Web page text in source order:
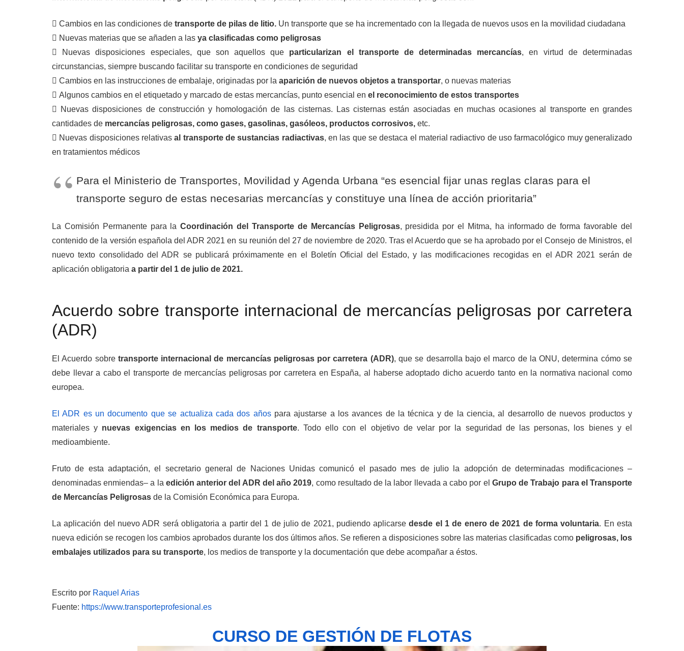
 Cambios en las condiciones de transporte de pilas de litio. Un transporte que se ha incrementado con la llegada de nuevos usos en la movilidad ciudadana
 Nuevas materias que se añaden a las ya clasificadas como peligrosas
 Nuevas disposiciones especiales, que son aquellos que particularizan el transporte de determinadas mercancías, en virtud de determinadas
circunstancias, siempre buscando facilitar su transporte en condiciones de seguridad
 Cambios en las instrucciones de embalaje, originadas por la aparición de nuevos objetos a transportar, o nuevas materias
 Algunos cambios en el etiquetado y marcado de estas mercancías, punto esencial en el reconocimiento de estos transportes
 Nuevas disposiciones de construcción y homologación de las cisternas. Las cisternas están asociadas en muchas ocasiones al transporte en grandes
cantidades de mercancías peligrosas, como gases, gasolinas, gasóleos, productos corrosivos, etc.
 Nuevas disposiciones relativasal transporte de sustancias radiactivas, en las que se destaca el material radiactivo de uso farmacológico muy generalizado
en tratamientos médicos
Para el Ministerio de Transportes, Movilidad y Agenda Urbana “es esencial fijar unas reglas claras para el
transporte seguro de estas necesarias mercancías y constituye una línea de acción prioritaria”
La Comisión Permanente para la Coordinación del Transporte de Mercancías Peligrosas, presidida por el Mitma, ha informado de forma favorable del
contenido de la versión española del ADR 2021 en su reunión del 27 de noviembre de 2020. Tras el Acuerdo que se ha aprobado por el Consejo de Ministros, el
nuevo texto consolidado del ADR se publicará próximamente en el Boletín Oficial del Estado, y las modificaciones recogidas en el ADR 2021 serán de
aplicación obligatoria a partir del 1 de julio de 2021.
Acuerdo sobre transporte internacional de mercancías peligrosas por carretera
(ADR)
El Acuerdo sobretransporte internacional de mercancías peligrosas por carretera (ADR), que se desarrolla bajo el marco de la ONU, determina cómo se
debe llevar a cabo el transporte de mercancías peligrosas por carretera en España, al haberse adoptado dicho acuerdo tanto en la normativa nacional como
europea.
El ADR es un documento que se actualiza cada dos añospara ajustarse a los avances de la técnica y de la ciencia, al desarrollo de nuevos productos y
materiales y nuevas exigencias en los medios de transporte. Todo ello con el objetivo de velar por la seguridad de las personas, los bienes y el
medioambiente.
Fruto de esta adaptación, el secretario general de Naciones Unidas comunicó el pasado mes de julio la adopción de determinadas modificaciones –
denominadas enmiendas– a la edición anterior del ADR del año 2019, como resultado de la labor llevada a cabo por el Grupo de Trabajo para el Transporte
de Mercancías Peligrosas de la Comisión Económica para Europa.
La aplicación del nuevo ADR será obligatoria a partir del 1 de julio de 2021, pudiendo aplicarsedesde el 1 de enero de 2021 de forma voluntaria. En esta
nueva edición se recogen los cambios aprobados durante los dos últimos años. Se refieren a disposiciones sobre las materias clasificadas como peligrosas, los
embalajes utilizados para su transporte, los medios de transporte y la documentación que debe acompañar a éstos.
Escrito por Raquel Arias
Fuente: https://www.transporteprofesional.es
CURSO DE GESTIÓN DE FLOTAS